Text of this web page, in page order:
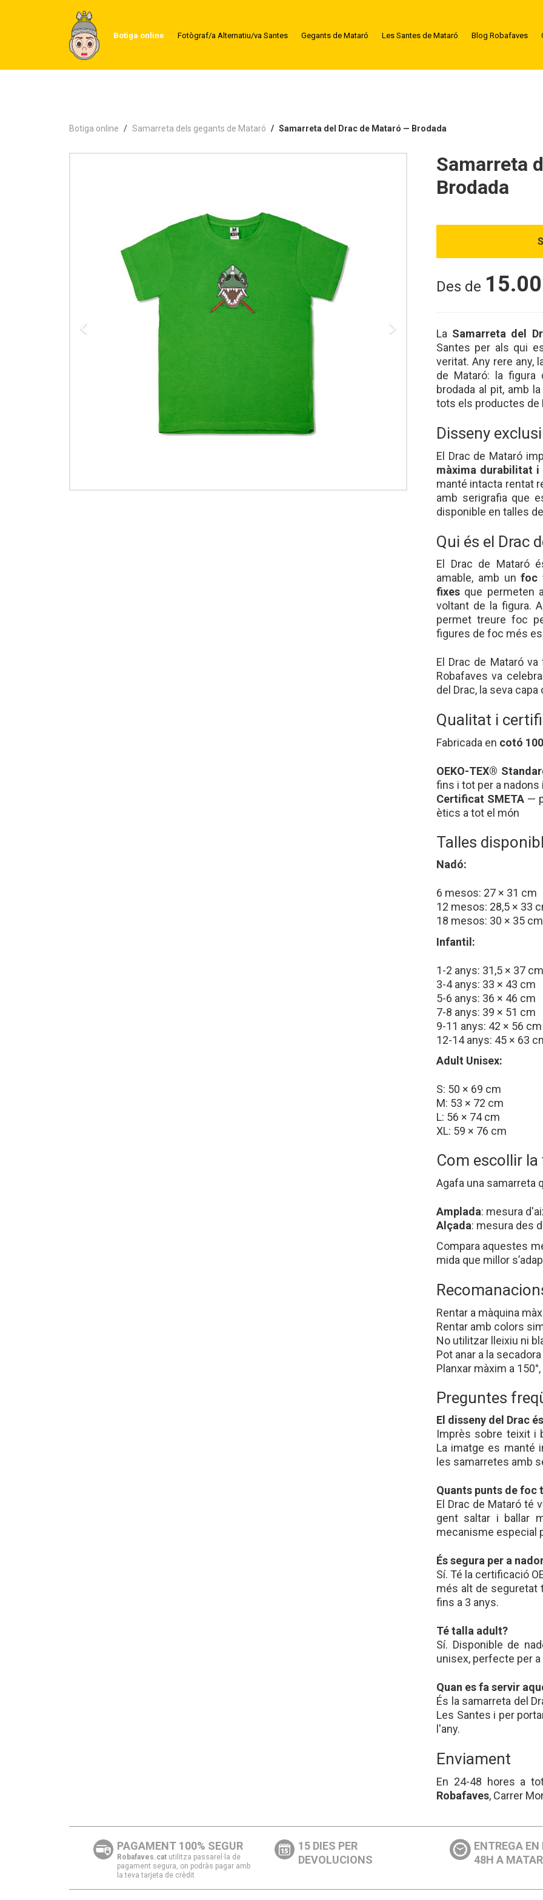
Botiga online Fotògraf/a Alternatiu/va Santes Gegants de Mataró Les Santes de Mataró Blog Robafaves
Botiga online Samarreta dels gegants de Mataró Samarreta del Drac de Mataró — Brodada
Samarreta
Brodada
Des de 15.00
La Samarreta del
Santes per als qui
veritat. Any rere any,
de Mataró: la
brodada al pit, amb
tots els productes de
Disseny
El Drac de Mataró
màxima durabilitat i
manté intacta rentat
amb serigrafia que
disponible en talles
Qui és el Drac
El Drac de Mataró
amable, amb unfoc
fixes que permeten
voltant de la figura.
permet treure foc
figures de foc més
El Drac de Mataró va
Robafaves va
del Drac, la seva capa
Qualitat i
Fabricada en cotó
OEKO-TEX®
fins i tot per a nadons
Certificat SMETA —
ètics a tot el món
Talles
Nadó:
6 mesos: 27 × 31 cm
12 mesos: 28,5 × 33
18 mesos: 30 × 35 cm
Infantil:
1-2 anys: 31,5 × 37 cm
3-4 anys: 33 × 43 cm
5-6 anys: 36 × 46 cm
7-8 anys: 39 × 51 cm
9-11 anys: 42 × 56 cm
12-14 anys: 45 × 63
Adult Unisex:
S: 50 × 69 cm
M: 53 × 72 cm
L: 56 × 74 cm
XL: 59 × 76 cm
Com escollir
Agafa una samarreta
Amplada: mesura
Alçada: mesura des
Compara aquestes
mida que millor
Rentar a màquina
Rentar amb colors
No utilitzar lleixiu ni
Pot anar a la
Planxar màxim a
Preguntes
El disseny del Drac
Imprès sobre teixit i
La imatge es manté
les samarretes amb
Quants punts de foc
El Drac de Mataró té
gent saltar i ballar
mecanisme especial
És segura per a
Sí. Té la certificació
més alt de seguretat
fins a 3 anys.
Té talla adult?
Sí. Disponible de
unisex, perfecte per
Quan es fa servir
És la samarreta del
Les Santes i per
l'any.
Enviament
En 24-48 hores a
Robafaves, Carrer
PAGAMENT 100% SEGUR
Robafaves.cat utilitza passarel·la de
pagament segura, on podràs pagar amb
la teva tarjeta de crèdit
15 DIES PER
DEVOLUCIONS
ENTREGA EN
48H A